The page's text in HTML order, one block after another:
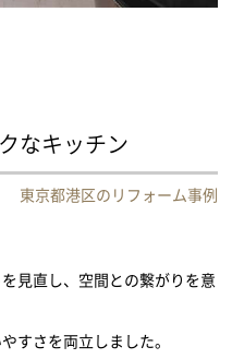
なキッチン
東京都港区のリフォーム事例
見直し、空間との繋がりを意
すさを両立しました。